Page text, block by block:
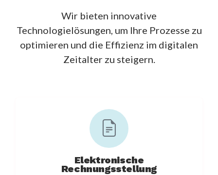
Wir bieten innovative
Technologielösungen, um Ihre Prozesse zu
optimieren und die Effizienz im digitalen
Zeitalter zu steigern.
Elektronische
Rechnungsstellung